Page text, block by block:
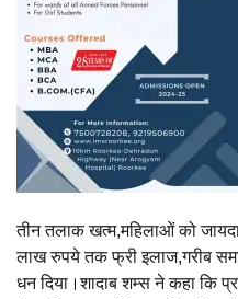
तीन तलाक खत्म,महिलाओं को
लाख रुपये तक फ्री इलाज,गरीब
धन दिया।शादाब शम्स ने कहा कि